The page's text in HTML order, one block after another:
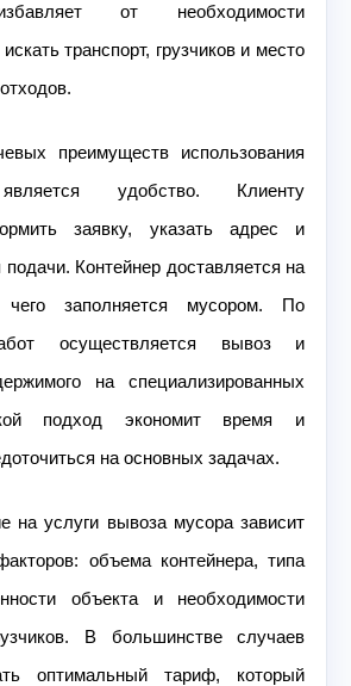
от необходимости
транспорт, грузчиков и место
преимуществ использования
удобство. Клиенту
заявку, указать адрес и
Контейнер доставляется на
чего заполняется мусором. По
осуществляется вывоз и
на специализированных
подход экономит время и
на основных задачах.
на услуги вывоза мусора зависит
объема контейнера, типа
объекта и необходимости
В большинстве случаев
оптимальный тариф, который